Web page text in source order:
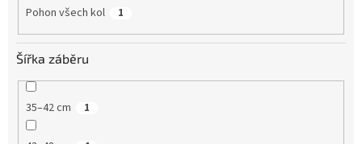
Pohon všech kol 1
Šířka záběru
35–42 cm 1